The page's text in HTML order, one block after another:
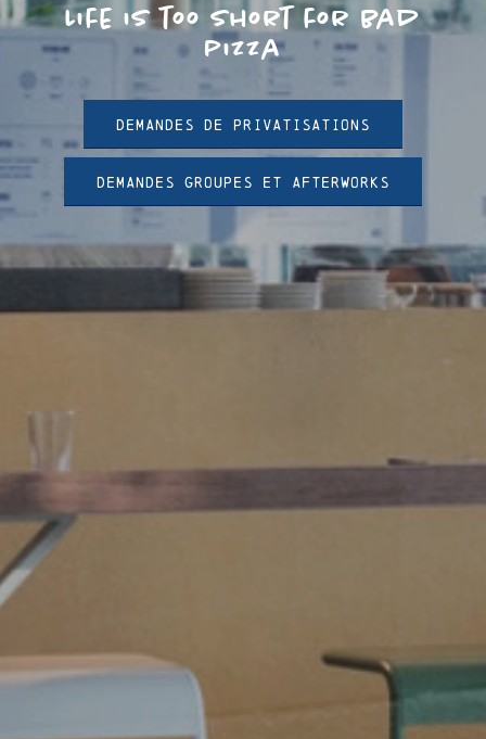
Life is too short for bad
pizza
DEMANDES DE PRIVATISATIONS
DEMANDES GROUPES ET AFTERWORKS